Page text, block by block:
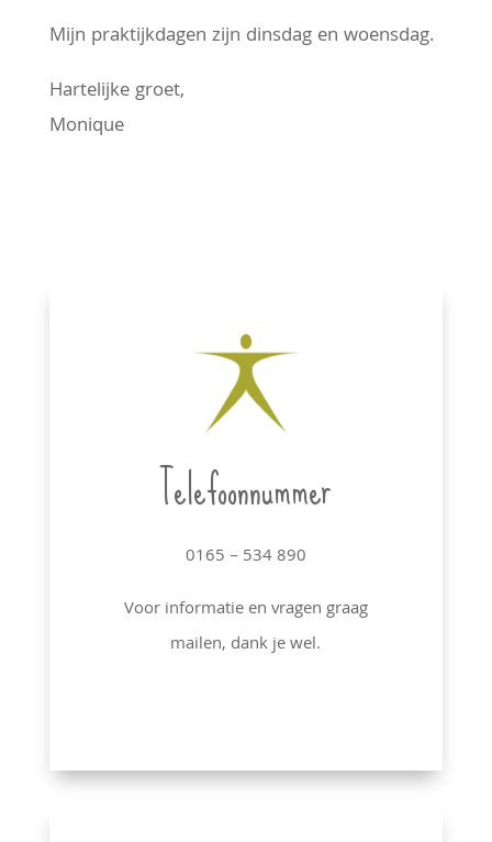
Mijn praktijkdagen zijn dinsdag en woensdag.
Hartelijke groet,
Monique
Telefoonnummer
0165 – 534 890
Voor informatie en vragen graag
mailen, dank je wel.